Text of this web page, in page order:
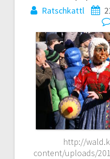
Ratschkattl
http://
content/uploads/
Navigation